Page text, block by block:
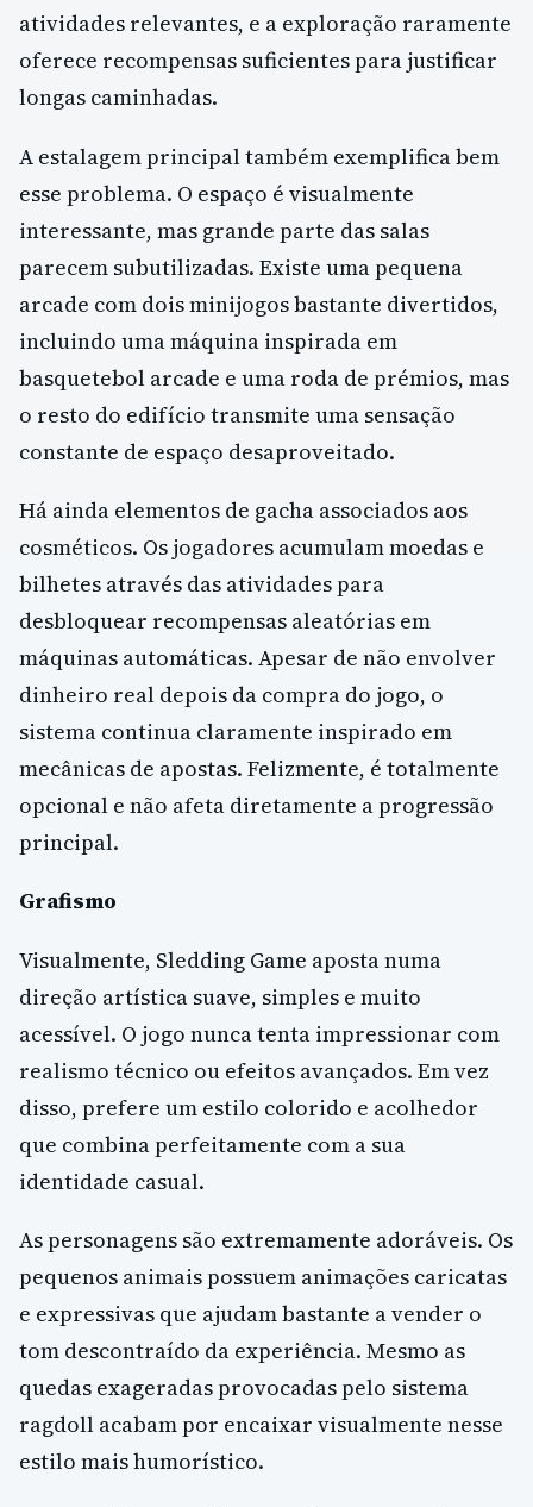
atividades relevantes, e a exploração raramente
oferece recompensas suficientes para justificar
longas caminhadas.
A estalagem principal também exemplifica bem
esse problema. O espaço é visualmente
interessante, mas grande parte das salas
parecem subutilizadas. Existe uma pequena
arcade com dois minijogos bastante divertidos,
incluindo uma máquina inspirada em
basquetebol arcade e uma roda de prémios, mas
o resto do edifício transmite uma sensação
constante de espaço desaproveitado.
Há ainda elementos de gacha associados aos
cosméticos. Os jogadores acumulam moedas e
bilhetes através das atividades para
desbloquear recompensas aleatórias em
máquinas automáticas. Apesar de não envolver
dinheiro real depois da compra do jogo, o
sistema continua claramente inspirado em
mecânicas de apostas. Felizmente, é totalmente
opcional e não afeta diretamente a progressão
principal.
Grafismo
Visualmente, Sledding Game aposta numa
direção artística suave, simples e muito
acessível. O jogo nunca tenta impressionar com
realismo técnico ou efeitos avançados. Em vez
disso, prefere um estilo colorido e acolhedor
que combina perfeitamente com a sua
identidade casual.
As personagens são extremamente adoráveis. Os
pequenos animais possuem animações caricatas
e expressivas que ajudam bastante a vender o
tom descontraído da experiência. Mesmo as
quedas exageradas provocadas pelo sistema
ragdoll acabam por encaixar visualmente nesse
estilo mais humorístico.